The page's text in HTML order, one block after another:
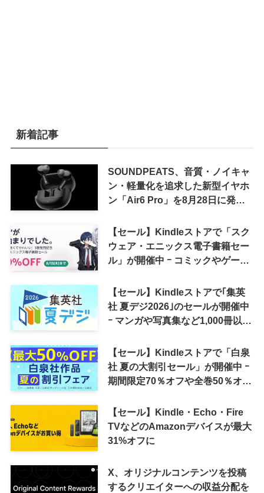
新着記事
SOUNDPEATS、音質・ノイキャ
ン・軽量化を追求した新型イヤホ
ン「Air6 Pro」を8月28日に発売
【セール】Kindleストアで「スク
ウェア・エニックス電子書籍セー
ル」が開催中 ｰ コミックやゲーム
【セール】Kindleストアで｢集英
社 夏デジ2026｣のセールが開催中
ｰ マンガや写真集など1,000冊以上
【セール】Kindleストアで「白泉
社 夏の大割引セール」が開催中 ｰ
期間限定70％オフや全巻50％オフ
【セール】Kindle・Echo・Fire
TVなどのAmazonデバイスが最大
31%オフに
X、オリジナルコンテンツを投稿
するクリエイターへの収益分配を